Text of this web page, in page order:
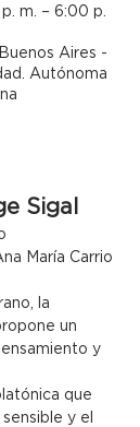
m. – 6:00 p.
Aires -
Autónoma
Sigal
María Carrio
la
un
y
que
y el